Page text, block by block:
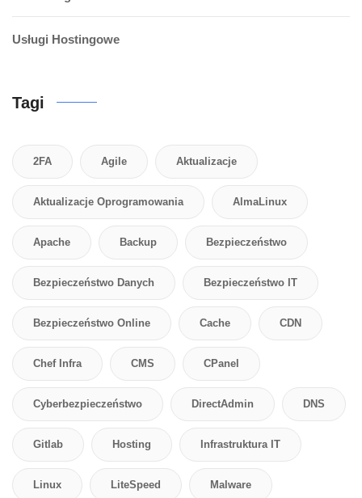
Usługi Hostingowe
Tagi
2FA Agile Aktualizacje
Aktualizacje Oprogramowania AlmaLinux
Apache Backup Bezpieczeństwo
Bezpieczeństwo Danych Bezpieczeństwo IT
Bezpieczeństwo Online Cache CDN
Chef Infra CMS CPanel
Cyberbezpieczeństwo DirectAdmin DNS
Gitlab Hosting Infrastruktura IT
Linux LiteSpeed Malware